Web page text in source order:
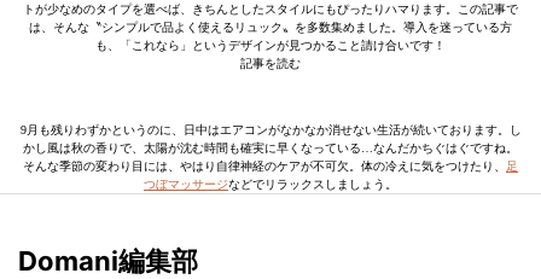
トが少なめのタイプを選べば、きちんとしたスタイルにもぴったりハマります。この記事で
は、そんな〝シンプルで品よく使えるリュック〟を多数集めました。導入を迷っている方
も、「これなら」というデザインが見つかること請け合いです！
記事を読む
9月も残りわずかというのに、日中はエアコンがなかなか消せない生活が続いております。し
かし風は秋の香りで、太陽が沈む時間も確実に早くなっている…なんだかちぐはぐですね。
そんな季節の変わり目には、やはり自律神経のケアが不可欠。体の冷えに気をつけたり、 足
つぼマッサージなどでリラックスしましょう。
Domani編集部